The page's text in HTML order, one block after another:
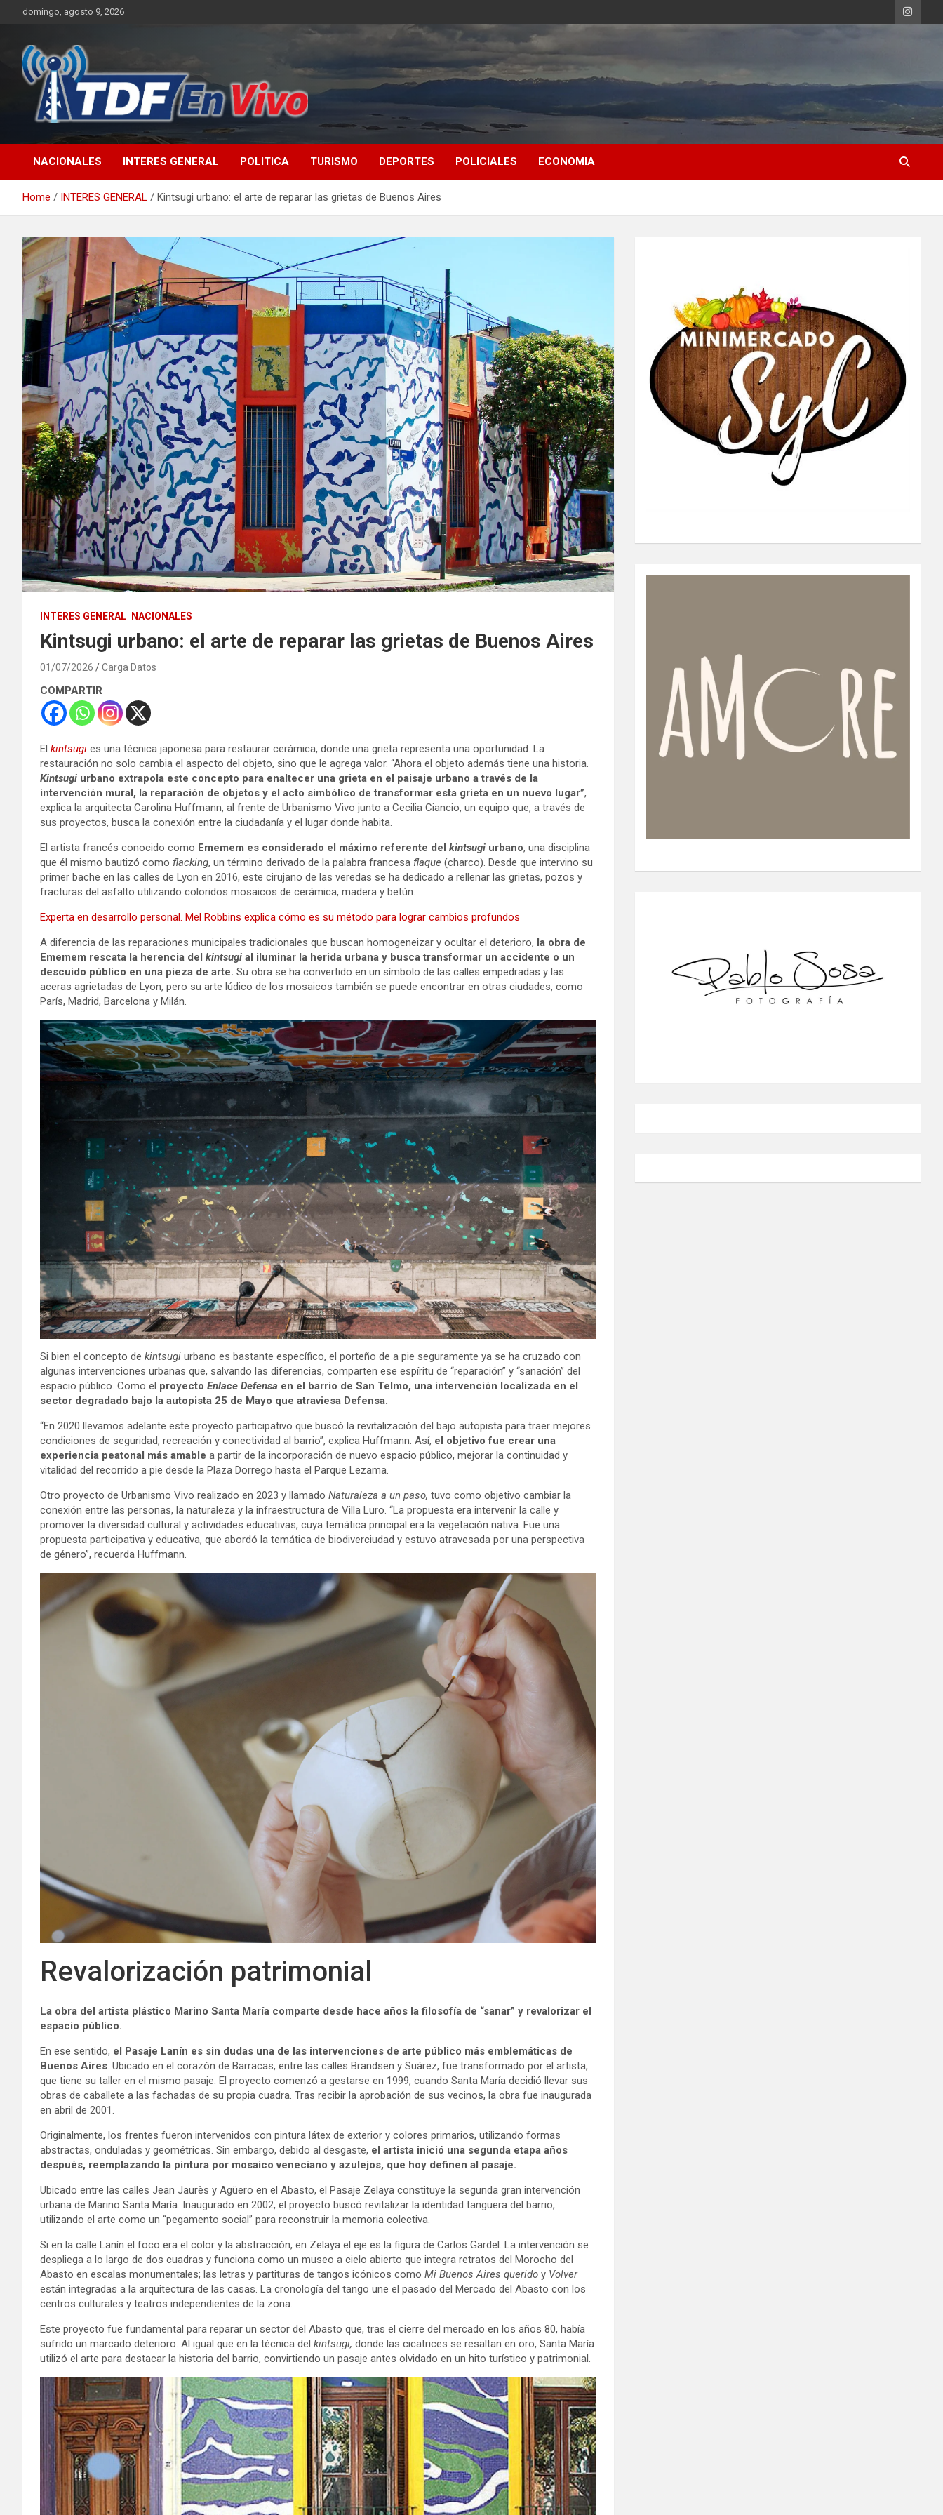
domingo, agosto 9, 2026
NACIONALES INTERES GENERAL POLITICA TURISMO DEPORTES POLICIALES ECONOMIA
Home INTERES GENERAL Kintsugi urbano: el arte de reparar las grietas de Buenos Aires
INTERES GENERAL NACIONALES
Kintsugi urbano: el arte de reparar las grietas de Buenos Aires
01/07/2026 Carga Datos
COMPARTIR
El kintsugi es una técnica japonesa para restaurar cerámica, donde una grieta representa una oportunidad. La
restauración no solo cambia el aspecto del objeto, sino que le agrega valor. “Ahora el objeto además tiene una historia.
Kintsugi urbano extrapola este concepto para enaltecer una grieta en el paisaje urbano a través de la
intervención mural, la reparación de objetos y el acto simbólico de transformar esta grieta en un nuevo lugar”,
explica la arquitecta Carolina Huffmann, al frente de Urbanismo Vivo junto a Cecilia Ciancio, un equipo que, a través de
sus proyectos, busca la conexión entre la ciudadanía y el lugar donde habita.
El artista francés conocido como Ememem es considerado el máximo referente del kintsugi urbano, una disciplina
que él mismo bautizó como flacking, un término derivado de la palabra francesa flaque (charco). Desde que intervino su
primer bache en las calles de Lyon en 2016, este cirujano de las veredas se ha dedicado a rellenar las grietas, pozos y
fracturas del asfalto utilizando coloridos mosaicos de cerámica, madera y betún.
Experta en desarrollo personal. Mel Robbins explica cómo es su método para lograr cambios profundos
A diferencia de las reparaciones municipales tradicionales que buscan homogeneizar y ocultar el deterioro, la obra de
Ememem rescata la herencia del kintsugi al iluminar la herida urbana y busca transformar un accidente o un
descuido público en una pieza de arte. Su obra se ha convertido en un símbolo de las calles empedradas y las
aceras agrietadas de Lyon, pero su arte lúdico de los mosaicos también se puede encontrar en otras ciudades, como
París, Madrid, Barcelona y Milán.
Si bien el concepto de kintsugi urbano es bastante específico, el porteño de a pie seguramente ya se ha cruzado con
algunas intervenciones urbanas que, salvando las diferencias, comparten ese espíritu de “reparación” y “sanación” del
espacio público. Como el proyecto Enlace Defensa en el barrio de San Telmo, una intervención localizada en el
sector degradado bajo la autopista 25 de Mayo que atraviesa Defensa.
“En 2020 llevamos adelante este proyecto participativo que buscó la revitalización del bajo autopista para traer mejores
condiciones de seguridad, recreación y conectividad al barrio”, explica Huffmann. Así, el objetivo fue crear una
experiencia peatonal más amable a partir de la incorporación de nuevo espacio público, mejorar la continuidad y
vitalidad del recorrido a pie desde la Plaza Dorrego hasta el Parque Lezama.
Otro proyecto de Urbanismo Vivo realizado en 2023 y llamado Naturaleza a un paso, tuvo como objetivo cambiar la
conexión entre las personas, la naturaleza y la infraestructura de Villa Luro. “La propuesta era intervenir la calle y
promover la diversidad cultural y actividades educativas, cuya temática principal era la vegetación nativa. Fue una
propuesta participativa y educativa, que abordó la temática de biodiverciudad y estuvo atravesada por una perspectiva
de género”, recuerda Huffmann.
Revalorización patrimonial
La obra del artista plástico Marino Santa María comparte desde hace años la filosofía de “sanar” y revalorizar el
espacio público.
En ese sentido, el Pasaje Lanín es sin dudas una de las intervenciones de arte público más emblemáticas de
Buenos Aires. Ubicado en el corazón de Barracas, entre las calles Brandsen y Suárez, fue transformado por el artista,
que tiene su taller en el mismo pasaje. El proyecto comenzó a gestarse en 1999, cuando Santa María decidió llevar sus
obras de caballete a las fachadas de su propia cuadra. Tras recibir la aprobación de sus vecinos, la obra fue inaugurada
en abril de 2001.
Originalmente, los frentes fueron intervenidos con pintura látex de exterior y colores primarios, utilizando formas
abstractas, onduladas y geométricas. Sin embargo, debido al desgaste, el artista inició una segunda etapa años
después, reemplazando la pintura por mosaico veneciano y azulejos, que hoy definen al pasaje.
Ubicado entre las calles Jean Jaurès y Agüero en el Abasto, el Pasaje Zelaya constituye la segunda gran intervención
urbana de Marino Santa María. Inaugurado en 2002, el proyecto buscó revitalizar la identidad tanguera del barrio,
utilizando el arte como un “pegamento social” para reconstruir la memoria colectiva.
Si en la calle Lanín el foco era el color y la abstracción, en Zelaya el eje es la figura de Carlos Gardel. La intervención se
despliega a lo largo de dos cuadras y funciona como un museo a cielo abierto que integra retratos del Morocho del
Abasto en escalas monumentales; las letras y partituras de tangos icónicos como Mi Buenos Aires querido y Volver
están integradas a la arquitectura de las casas. La cronología del tango une el pasado del Mercado del Abasto con los
centros culturales y teatros independientes de la zona.
Este proyecto fue fundamental para reparar un sector del Abasto que, tras el cierre del mercado en los años 80, había
sufrido un marcado deterioro. Al igual que en la técnica del kintsugi, donde las cicatrices se resaltan en oro, Santa María
utilizó el arte para destacar la historia del barrio, convirtiendo un pasaje antes olvidado en un hito turístico y patrimonial.